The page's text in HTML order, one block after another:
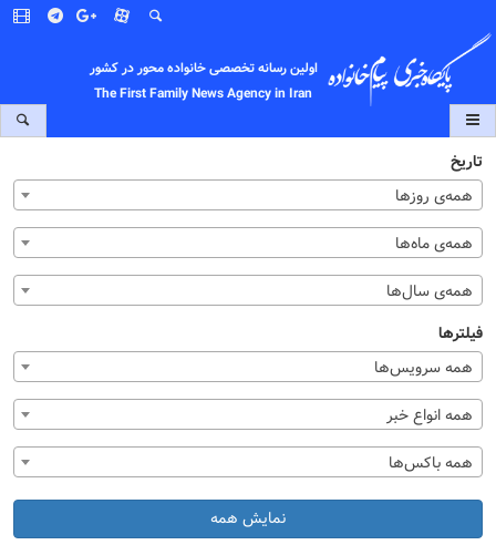
اولین رسانه تخصصی خانواده محور در کشور
The First Family News Agency in Iran
تاریخ
همه‌ی روزها
همه‌ی ماه‌ها
همه‌ی سال‌ها
فیلترها
همه سرویس‌ها
همه انواع خبر
همه باکس‌ها
نمایش همه